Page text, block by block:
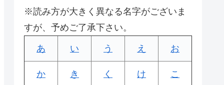
※読み方が大きく異なる名字がございま
すが、予めご了承下さい。
あ い う え お
か き く け こ